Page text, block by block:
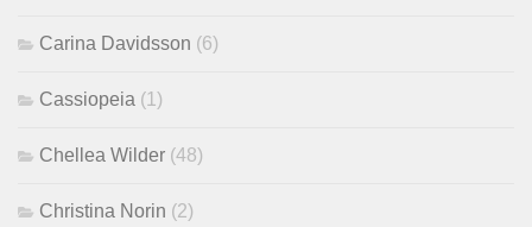
Carina Davidsson (6)
Cassiopeia (1)
Chellea Wilder (48)
Christina Norin (2)